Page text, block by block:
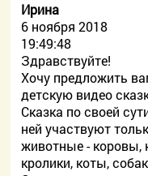
Ирина
6 ноября 2018
19:49:48
Здравствуйте!
Хочу предложить
детскую видео
Сказка по своей
ней участвуют
животные - коровы,
кролики, коты,